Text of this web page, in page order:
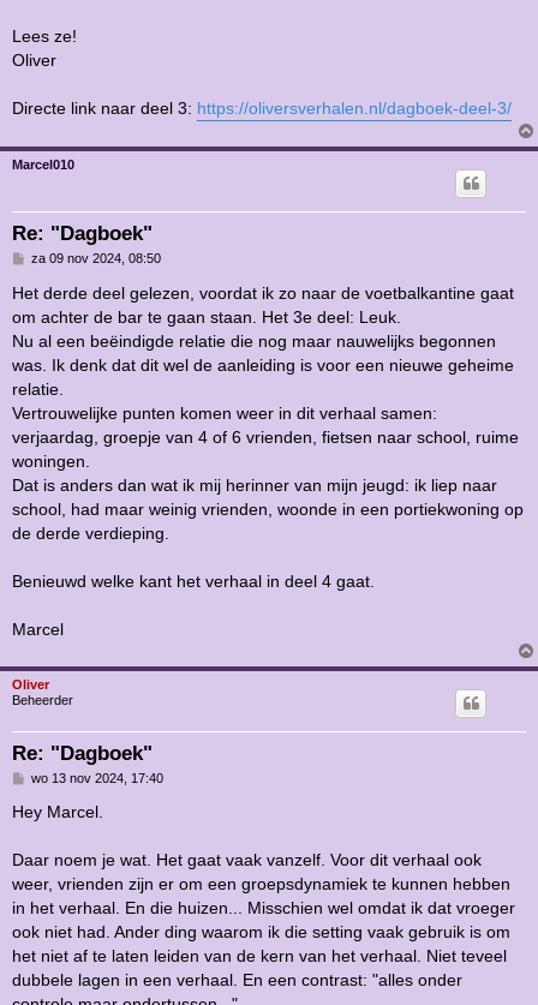
Lees ze!
Oliver
Directe link naar deel 3: https://oliversverhalen.nl/dagboek-deel-3/
Marcel010
Re: "Dagboek"
B
r
i
c
t
za 09 nov 2024, 08:50
Het derde deel gelezen, voordat ik zo naar de voetbalkantine gaat
om achter de bar te gaan staan. Het 3e deel: Leuk.
Nu al een beëindigde relatie die nog maar nauwelijks begonnen
was. Ik denk dat dit wel de aanleiding is voor een nieuwe geheime
relatie.
Vertrouwelijke punten komen weer in dit verhaal samen:
verjaardag, groepje van 4 of 6 vrienden, fietsen naar school, ruime
woningen.
Dat is anders dan wat ik mij herinner van mijn jeugd: ik liep naar
school, had maar weinig vrienden, woonde in een portiekwoning op
de derde verdieping.
Benieuwd welke kant het verhaal in deel 4 gaat.
Marcel
Oliver
Beheerder
Re: "Dagboek"
B
r
h
t
wo 13 nov 2024, 17:40
Hey Marcel.
Daar noem je wat. Het gaat vaak vanzelf. Voor dit verhaal ook
weer, vrienden zijn er om een groepsdynamiek te kunnen hebben
in het verhaal. En die huizen... Misschien wel omdat ik dat vroeger
ook niet had. Ander ding waarom ik die setting vaak gebruik is om
het niet af te laten leiden van de kern van het verhaal. Niet teveel
dubbele lagen in een verhaal. En een contrast: "alles onder